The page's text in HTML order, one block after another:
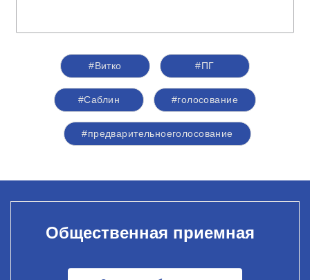
#Витко #ПГ
#Саблин #голосование
#предварительноеголосование
Общественная приемная